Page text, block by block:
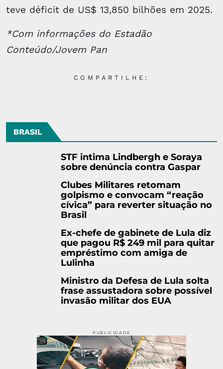
teve déficit de US$ 13,850 bilhões em 2025.
*Com informações do Estadão
Conteúdo/Jovem Pan
COMPARTILHE:
BRASIL
STF intima Lindbergh e Soraya
sobre denúncia contra Gaspar
Clubes Militares retomam
golpismo e convocam “reação
cívica” para reverter situação no
Brasil
Ex-chefe de gabinete de Lula diz
que pagou R$ 249 mil para quitar
empréstimo com amiga de
Lulinha
Ministro da Defesa de Lula solta
frase assustadora sobre possível
invasão militar dos EUA
PUBLICIDADE